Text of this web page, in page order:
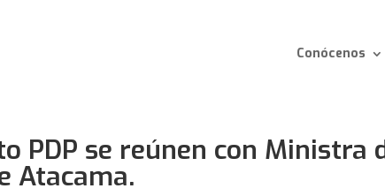
Conócenos
PDP se reúnen con Ministra
Atacama.